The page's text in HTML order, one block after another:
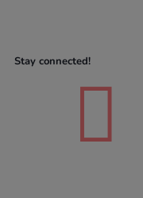
Stay connected!
